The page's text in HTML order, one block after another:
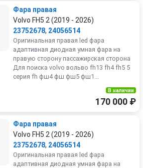
Фара правая
Volvo FH5 2 (2019 - 2026)
23752678, 24056514
Оригинальная правая led фара
адаптивная диодная умная фара на
правую сторону пассажирская сторона
Для поиска volvo вольво fh13 fh4 fh5 5
серия fh фш4 фш фш5 фш1...
В наличии
170 000 ₽
Фара правая
Volvo FH5 2 (2019 - 2026)
23752678, 24056514
Оригинальная правая led фара
адаптивная диодная умная фара на